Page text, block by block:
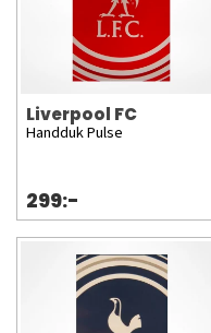
Liverpool FC
Handduk Pulse
299:-